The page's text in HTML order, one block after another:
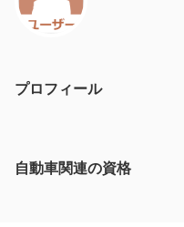
プロフィール
自動車関連の資格